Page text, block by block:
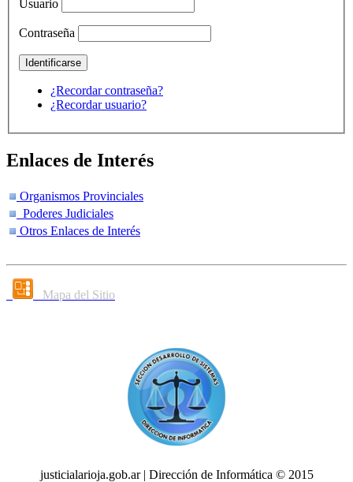
Usuario
Contraseña
¿Recordar contraseña?
¿Recordar usuario?
Enlaces de Interés
Organismos Provinciales
Poderes Judiciales
Otros Enlaces de Interés
Mapa del Sitio
justicialarioja.gob.ar | Dirección de Informática © 2015